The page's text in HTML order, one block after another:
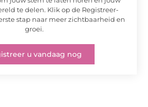
te delen. Klik op de Registreer-
stap naar meer zichtbaarheid en
groei.
u vandaag nog